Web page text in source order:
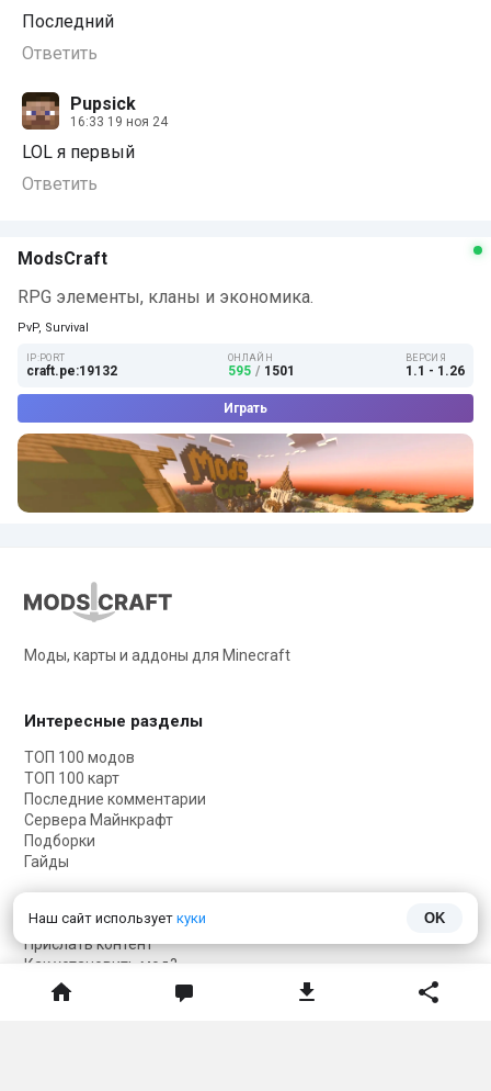
Последний
Ответить
Pupsick
16:33 19 ноя 24
LOL я первый
Ответить
ModsCraft
RPG элементы, кланы и экономика.
PvP, Survival
IP:PORT
craft.pe:19132
ОНЛАЙН
595 / 1501
ВЕРСИЯ
1.1 - 1.26
Играть
Наш сайт использует куки OK
Моды, карты и аддоны для Minecraft
Интересные разделы
ТОП 100 модов
ТОП 100 карт
Последние комментарии
Сервера Майнкрафт
Подборки
Гайды
Прислать контент
Как установить мод?
Как установить карту?
Как установить текстуры?